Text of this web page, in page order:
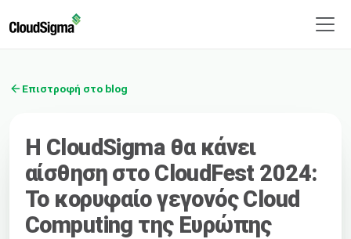
Επιστροφή στο blog
Η CloudSigma θα κάνει
αίσθηση στο CloudFest 2024:
Το κορυφαίο γεγονός Cloud
Computing της Ευρώπης